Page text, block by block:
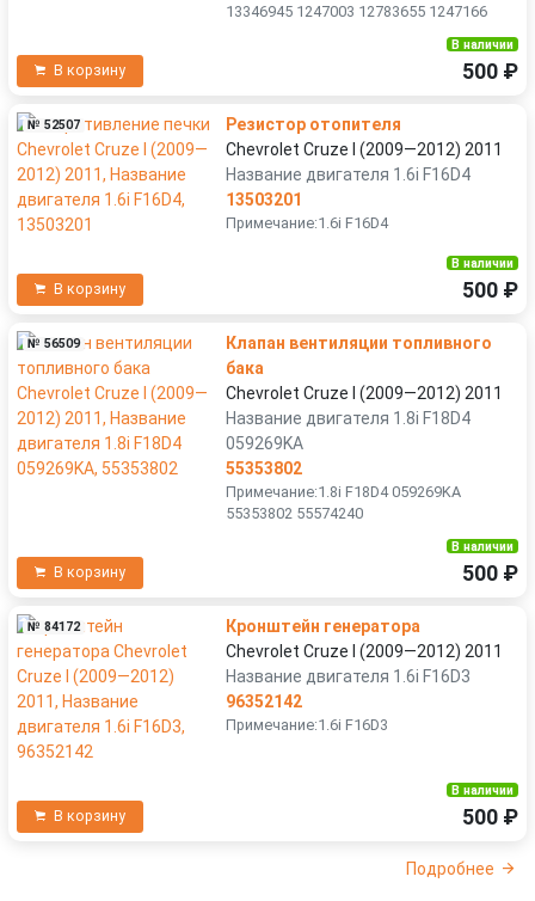
13346945 1247003 12783655 1247166
В корзину
В наличии
500 ₽
№ 52507
Резистор отопителя
Chevrolet Cruze I (2009—2012) 2011
Название двигателя 1.6i F16D4
13503201
Примечание:1.6i F16D4
В корзину
В наличии
500 ₽
№ 56509
Клапан вентиляции топливного
бака
Chevrolet Cruze I (2009—2012) 2011
Название двигателя 1.8i F18D4
059269KA
55353802
Примечание:1.8i F18D4 059269KA
55353802 55574240
В корзину
В наличии
500 ₽
№ 84172
Кронштейн генератора
Chevrolet Cruze I (2009—2012) 2011
Название двигателя 1.6i F16D3
96352142
Примечание:1.6i F16D3
В корзину
В наличии
500 ₽
Подробнее